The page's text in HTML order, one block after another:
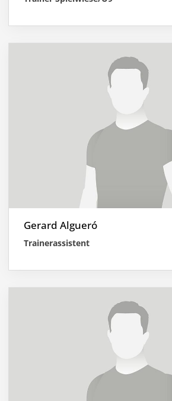
Gerard Algueró
Trainerassistent